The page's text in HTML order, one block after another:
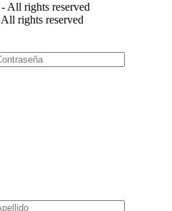
- All rights reserved
All rights reserved